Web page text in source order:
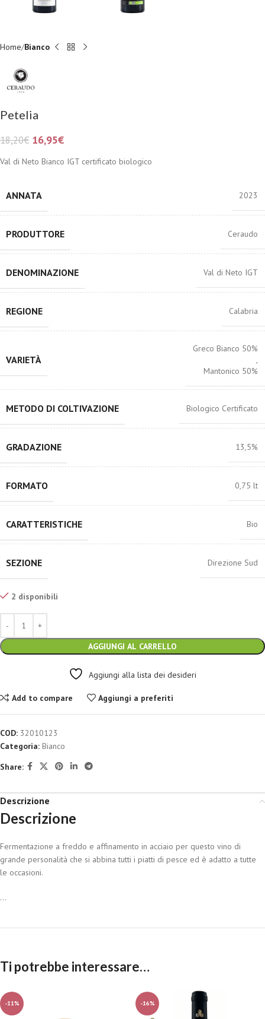
Home Bianco
Petelia
18,20€ 16,95€
Val di Neto Bianco IGT certificato biologico
ANNATA 2023
PRODUTTORE Ceraudo
DENOMINAZIONE Val di Neto IGT
REGIONE Calabria
VARIETÀ
Greco Bianco 50%
,
Mantonico 50%
METODO DI COLTIVAZIONE Biologico Certificato
GRADAZIONE 13,5%
FORMATO 0,75 lt
CARATTERISTICHE Bio
SEZIONE Direzione Sud
2 disponibili
AGGIUNGI AL CARRELLO
Aggiungi alla lista dei desideri
Add to compare Aggiungi a preferiti
COD: 32010123
Categoria: Bianco
Share:
Descrizione
Descrizione
Fermentazione a freddo e affinamento in acciaio per questo vino di
grande personalità che si abbina tutti i piatti di pesce ed è adatto a tutte
le occasioni.
...
Ti potrebbe interessare…
-11% -16%